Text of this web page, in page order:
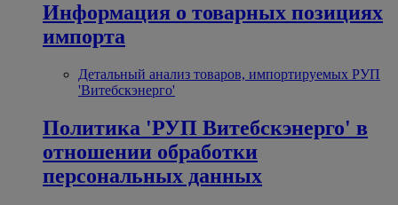
Информация о товарных позициях
импорта
Детальный анализ товаров, импортируемых РУП
'Витебскэнерго'
Политика 'РУП Витебскэнерго' в
отношении обработки
персональных данных